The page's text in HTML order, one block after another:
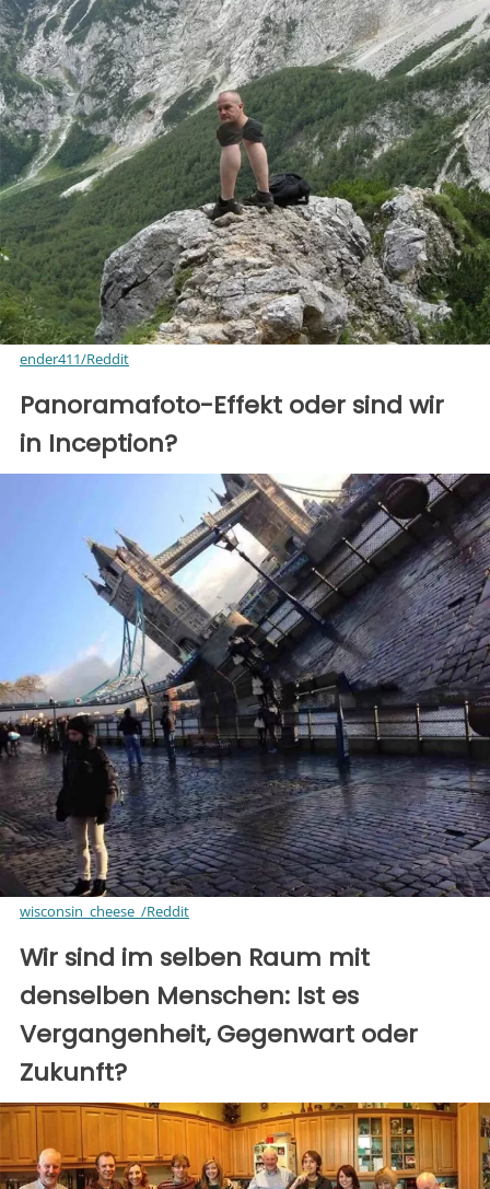
ender411/Reddit
Panoramafoto-Effekt oder sind wir
in Inception?
wisconsin_cheese_/Reddit
Wir sind im selben Raum mit
denselben Menschen: Ist es
Vergangenheit, Gegenwart oder
Zukunft?